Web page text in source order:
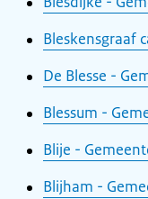
Bleskensgraaf
De Blesse -
Blessum -
Blije -
Blijham -